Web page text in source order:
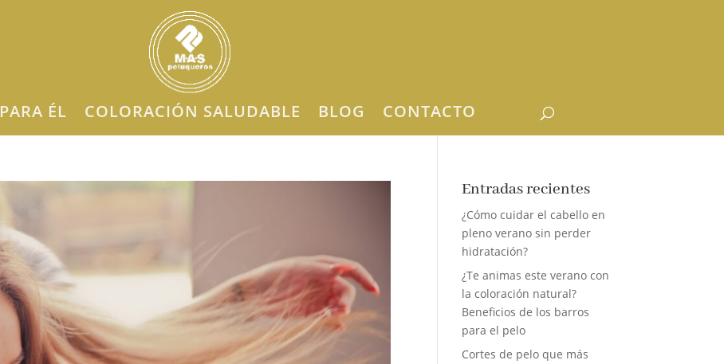
PARA ÉL COLORACIÓN SALUDABLE BLOG CONTACTO
Entradas recientes
¿Cómo cuidar el cabello en
pleno verano sin perder
hidratación?
¿Te animas este verano con
la coloración natural?
Beneficios de los barros
para el pelo
Cortes de pelo que más